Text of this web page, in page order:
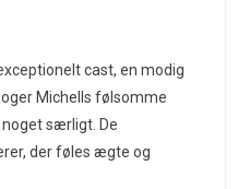
cast, en modig
Michells følsomme
særligt. De
der føles ægte og